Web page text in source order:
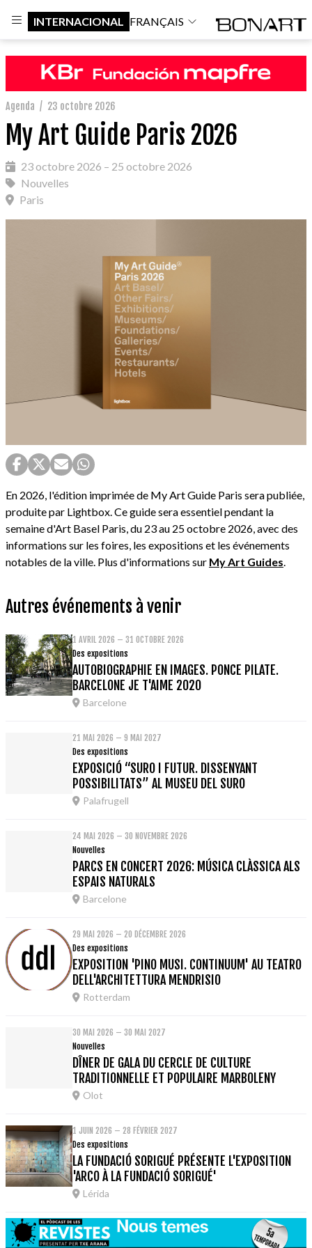
INTERNACIONAL FRANÇAIS
Agenda / 23 octobre 2026
My Art Guide Paris 2026
23 octobre 2026 – 25 octobre 2026
Nouvelles
Paris
En 2026, l'édition imprimée de My Art Guide Paris sera publiée,
produite par Lightbox. Ce guide sera essentiel pendant la
semaine d'Art Basel Paris, du 23 au 25 octobre 2026, avec des
informations sur les foires, les expositions et les événements
notables de la ville. Plus d'informations sur My Art Guides
Autres événements à venir
1 AVRIL 2026 – 31 OCTOBRE 2026
Des expositions
AUTOBIOGRAPHIE EN IMAGES. PONCE PILATE.
BARCELONE JE T'AIME 2020
Barcelone
21 MAI 2026 – 9 MAI 2027
Des expositions
EXPOSICIÓ “SURO I FUTUR. DISSENYANT
POSSIBILITATS” AL MUSEU DEL SURO
Palafrugell
24 MAI 2026 – 30 NOVEMBRE 2026
Nouvelles
PARCS EN CONCERT 2026: MÚSICA CLÀSSICA ALS
ESPAIS NATURALS
Barcelone
29 MAI 2026 – 20 DÉCEMBRE 2026
Des expositions
EXPOSITION 'PINO MUSI. CONTINUUM' AU TEATRO
DELL'ARCHITETTURA MENDRISIO
Rotterdam
30 MAI 2026 – 30 MAI 2027
Nouvelles
DÎNER DE GALA DU CERCLE DE CULTURE
TRADITIONNELLE ET POPULAIRE MARBOLENY
Olot
1 JUIN 2026 – 28 FÉVRIER 2027
Des expositions
LA FUNDACIÓ SORIGUÉ PRÉSENTE L'EXPOSITION
'ARCO À LA FUNDACIÓ SORIGUÉ'
Lérida